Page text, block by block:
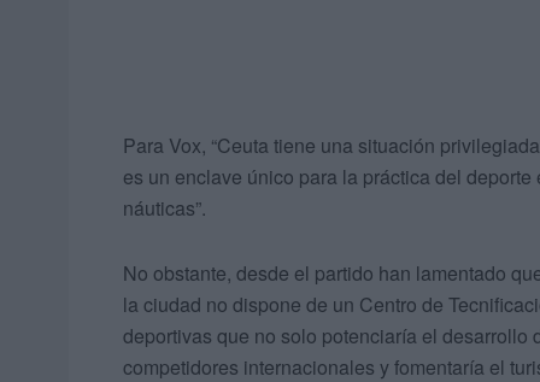
Para Vox, “Ceuta tiene una situación
es un enclave único para la práctica del
náuticas”.
No obstante, desde el partido han lamentado
la ciudad no dispone de un Centro de
deportivas que no solo potenciaría el
competidores internacionales y fomentaría el